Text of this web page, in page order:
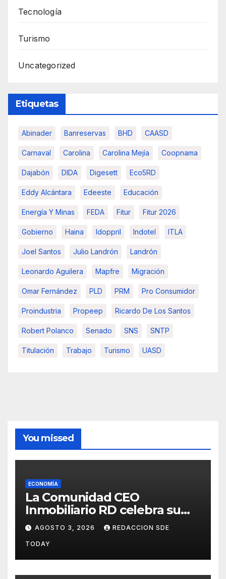
Tecnología
Turismo
Uncategorized
Etiquetas
Abinader Banreservas BHD CAASD
Carnaval Carolina Carolina Mejía Coopnama
Dajabón DIDA Digesett Eco5RD
Eddy Alcántara Edeeste Educación
Energía Y Minas FEDA Fitur Fitur 2026
Gobierno Haina Idoppril Indotel ITLA
Joel Santos Julio Landrón Landrón
Leonardo Aguilera Mapfre Migración
Omar Fernández PLD PRM Pro Consumidor
Proindustria Propeep Ricardo De Los Santos
Robert Polanco Senado SNS SNTP
Titulación Trabajo Turismo UASD
You missed
ECONOMÍA
La Comunidad CEO
Inmobiliario RD celebra su
segundo aniversario
consolidando una cultura de
alianza y colaboración
AGOSTO 3, 2026 REDACCION SDE
TODAY